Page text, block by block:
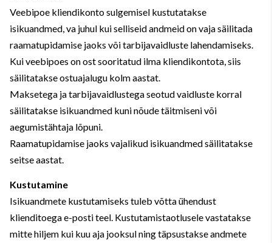
Veebipoe kliendikonto sulgemisel kustutatakse
isikuandmed, va juhul kui selliseid andmeid on vaja säilitada
raamatupidamise jaoks või tarbijavaidluste lahendamiseks.
Kui veebipoes on ost sooritatud ilma kliendikontota, siis
säilitatakse ostuajalugu kolm aastat.
Maksetega ja tarbijavaidlustega seotud vaidluste korral
säilitatakse isikuandmed kuni nõude täitmiseni või
aegumistähtaja lõpuni.
Raamatupidamise jaoks vajalikud isikuandmed säilitatakse
seitse aastat.
Kustutamine
Isikuandmete kustutamiseks tuleb võtta ühendust
klienditoega e-posti teel. Kustutamistaotlusele vastatakse
mitte hiljem kui kuu aja jooksul ning täpsustakse andmete